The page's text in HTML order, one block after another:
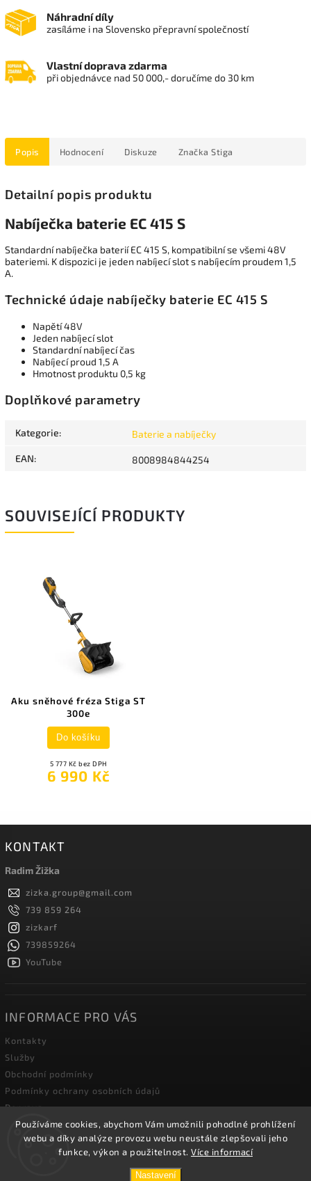
Používáme cookies, abychom Vám umožnili pohodlné prohlížení
webu a díky analýze provozu webu neustále zlepšovali jeho
funkce, výkon a použitelnost. Více informací
Nastavení
Náhradní díly
zasíláme i na Slovensko přepravní společností
Vlastní doprava zdarma
při objednávce nad 50 000,- doručíme do 30 km
Popis Hodnocení Diskuze Značka Stiga
Detailní popis produktu
Nabíječka baterie EC 415 S
Standardní nabíječka baterií EC 415 S, kompatibilní se všemi 48V
bateriemi. K dispozici je jeden nabíjecí slot s nabíjecím proudem 1,5
A.
Technické údaje nabíječky baterie EC 415 S
Napětí 48V
Jeden nabíjecí slot
Standardní nabíjecí čas
Nabíjecí proud 1,5 A
Hmotnost produktu 0,5 kg
Doplňkové parametry
Kategorie: Baterie a nabíječky
EAN: 8008984844254
SOUVISEJÍCÍ PRODUKTY
Aku sněhové fréza Stiga ST
300e
5 777 Kč bez DPH
6 990 Kč
Do košíku
KONTAKT
Radim Žižka
zizka.group@gmail.com
739 859 264
zizkarf
739859264
YouTube
INFORMACE PRO VÁS
Kontakty
Služby
Obchodní podmínky
Podmínky ochrany osobních údajů
Doprava
Blog zahradní techniky
Žižka R&F s.r.o.. Všechna práva vyhrazena.